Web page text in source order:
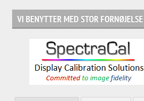
VI BENYTTER MED STOR FORNØJELSE